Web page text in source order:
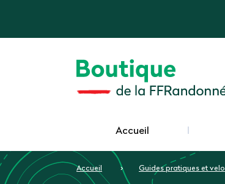
Accueil
Accueil Guides pratiques et velo